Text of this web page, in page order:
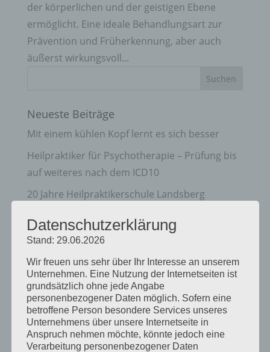
der körperlichen und der geistigen Ebene
ermöglicht. Eine ideale Behandlungsart zur
Prävention und Früherkennung, aber auch
äußerst wirkungsvoll...
Neueste Beiträge
Mit einem kühlen Kopf lernt es sich besser
Heilpraktiker für Psychotherapie – Prüfung bis
auf weiteres nach dem ICD10
20 Jahre Heilpraktikerschule Landsberg
Schriftliche Prüfung vor dem Amtsarzt für
Heilpraktiker und Heilpraktiker für
Neu: Dunkelfeld Diagnostik – Einführung und
Ausbildungen in Präsenz
Kategorien
Allgemein
Datenschutzerklärung
Stand: 29.06.2026
Wir freuen uns sehr über Ihr Interesse an unserem
Unternehmen. Eine Nutzung der Internetseiten ist
grundsätzlich ohne jede Angabe
personenbezogener Daten möglich. Sofern eine
betroffene Person besondere Services unseres
Unternehmens über unsere Internetseite in
Anspruch nehmen möchte, könnte jedoch eine
Verarbeitung personenbezogener Daten